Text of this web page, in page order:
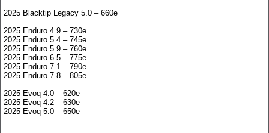
2025 Blacktip Legacy 5.0 – 660e
2025 Enduro 4.9 – 730e
2025 Enduro 5.4 – 745e
2025 Enduro 5.9 – 760e
2025 Enduro 6.5 – 775e
2025 Enduro 7.1 – 790e
2025 Enduro 7.8 – 805e
2025 Evoq 4.0 – 620e
2025 Evoq 4.2 – 630e
2025 Evoq 5.0 – 650e